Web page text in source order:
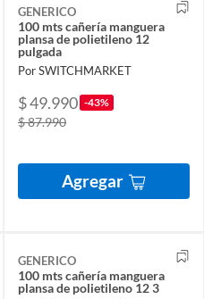
GENERICO
100 mts cañería manguera
plansa de polietileno 12
pulgada
Por SWITCHMARKET
$ 49.990 -43%
$ 87.990
Agregar
GENERICO
100 mts cañería manguera
plansa de polietileno 12 3